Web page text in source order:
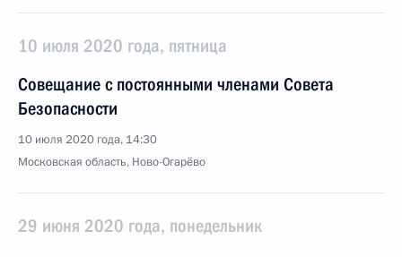
10 июля 2020 года, пятница
Совещание с постоянными членами Совета
Безопасности
10 июля 2020 года, 14:30
Московская область, Ново-Огарёво
29 июня 2020 года, понедельник